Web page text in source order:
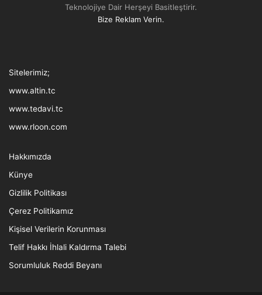
Teknolojiye Dair Herşeyi Basitleştirir.
Bize Reklam Verin.
Sitelerimiz;
www.altin.tc
www.tedavi.tc
www.rloon.com
Hakkımızda
Künye
Gizlilik Politikası
Çerez Politikamız
Kişisel Verilerin Korunması
Telif Hakkı İhlali Kaldırma Talebi
Sorumluluk Reddi Beyanı